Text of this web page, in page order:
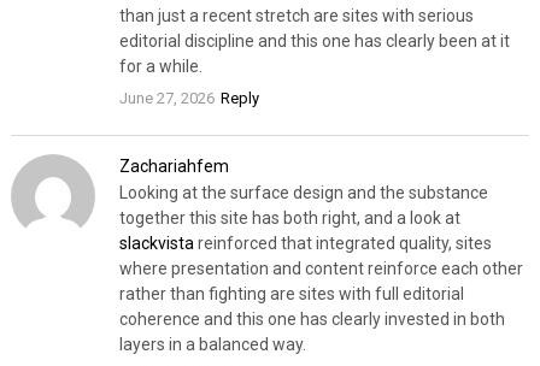
than just a recent stretch are sites with serious
editorial discipline and this one has clearly been at it
for a while.
June 27, 2026 Reply
Zachariahfem
Looking at the surface design and the substance
together this site has both right, and a look at
slackvista reinforced that integrated quality, sites
where presentation and content reinforce each other
rather than fighting are sites with full editorial
coherence and this one has clearly invested in both
layers in a balanced way.